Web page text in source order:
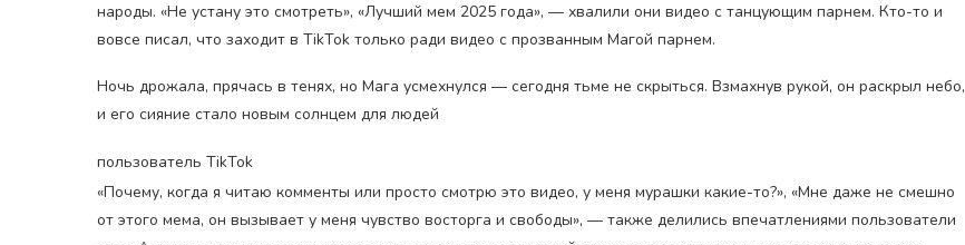
народы. «Не устану это смотреть», «Лучший мем 2025 года», — хвалили они видео с танцующим парнем. Кто-то и
вовсе писал, что заходит в TikTok только ради видео с прозванным Магой парнем.
Ночь дрожала, прячась в тенях, но Мага усмехнулся — сегодня тьме не скрыться. Взмахнув рукой, он раскрыл небо,
и его сияние стало новым солнцем для людей
пользователь TikTok
«Почему, когда я читаю комменты или просто смотрю это видео, у меня мурашки какие-то?», «Мне даже не смешно
от этого мема, он вызывает у меня чувство восторга и свободы», — также делились впечатлениями пользователи